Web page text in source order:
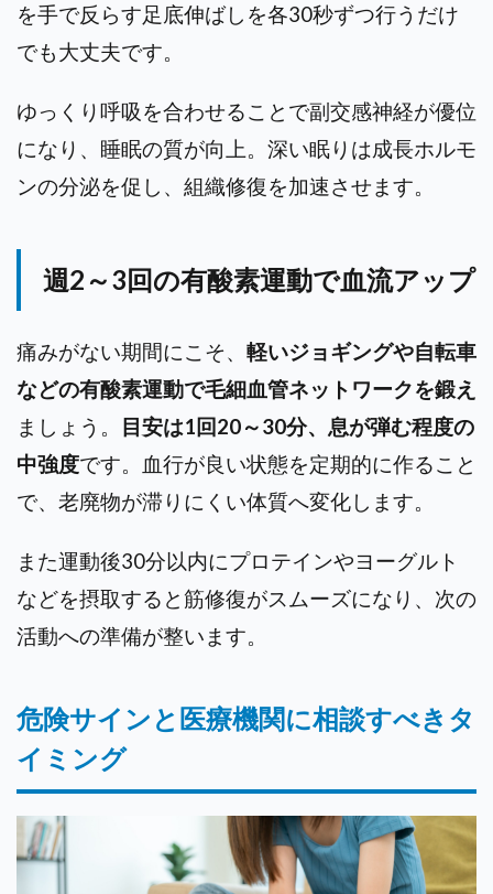
を手で反らす足底伸ばしを各30秒ずつ行うだけ
でも大丈夫です。
ゆっくり呼吸を合わせることで副交感神経が優位
になり、睡眠の質が向上。深い眠りは成長ホルモ
ンの分泌を促し、組織修復を加速させます。
週2～3回の有酸素運動で血流アップ
痛みがない期間にこそ、 軽いジョギングや自転車
などの有酸素運動で毛細血管ネットワークを鍛え
ましょう。
目安は1回20～30分、息が弾む程度の
中強度です。 血行が良い状態を定期的に作ること
で、老廃物が滞りにくい体質へ変化します。
また運動後30分以内にプロテインやヨーグルト
などを摂取すると筋修復がスムーズになり、次の
活動への準備が整います。
危険サインと医療機関に相談すべきタ
イミング